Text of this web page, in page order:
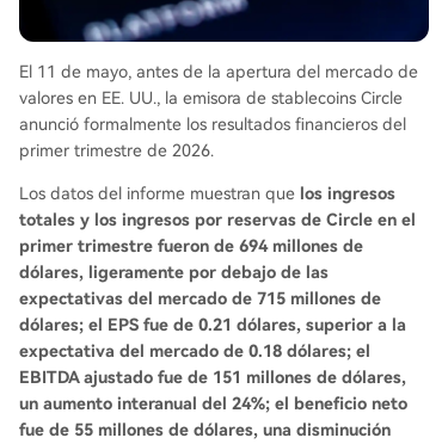
nt Stack para la economía de los Agentes de IA,
la visión de la compañía es transformar USDC de
structura financiera programable para la era de I
El 11 de mayo, antes de la apertura del mercado de
valores en EE. UU., la emisora de stablecoins Circle
anunció formalmente los resultados financieros del
primer trimestre de 2026.
Los datos del informe muestran que los ingresos
totales y los ingresos por reservas de Circle en el
primer trimestre fueron de 694 millones de
dólares, ligeramente por debajo de las
expectativas del mercado de 715 millones de
dólares; el EPS fue de 0.21 dólares, superior a la
expectativa del mercado de 0.18 dólares; el
EBITDA ajustado fue de 151 millones de dólares,
un aumento interanual del 24%; el beneficio neto
fue de 55 millones de dólares, una disminución